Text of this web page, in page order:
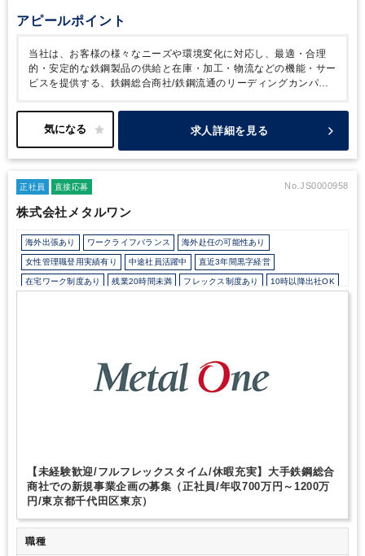
アピールポイント
当社は、お客様の様々なニーズや環境変化に対応し、最適・合理
的・安定的な鉄鋼製品の供給と在庫・加工・物流などの機能・サー
ビスを提供する、鉄鋼総合商社/鉄鋼流通のリーディングカンパニ
国内外に幅広く網羅したネットワークが強みです。これらの国際的
ネットワークを活用し、金属マーケットだけでなく両親会社とも情
を続けています。
求人詳細を見る
正社員 直接応募 No.JS0000958
株式会社メタルワン
海外出張あり ワークライフバランス 海外赴任の可能性あり
女性管理職登用実績有り 中途社員活躍中 直近3年間黒字経営
在宅ワーク制度あり 残業20時間未満 フレックス制度あり 10時以降出社OK
【未経験歓迎/フルフレックスタイム/休暇充実】大手鉄鋼総合
商社での新規事業企画の募集（正社員/年収700万円～1200万
円/東京都千代田区東京）
職種